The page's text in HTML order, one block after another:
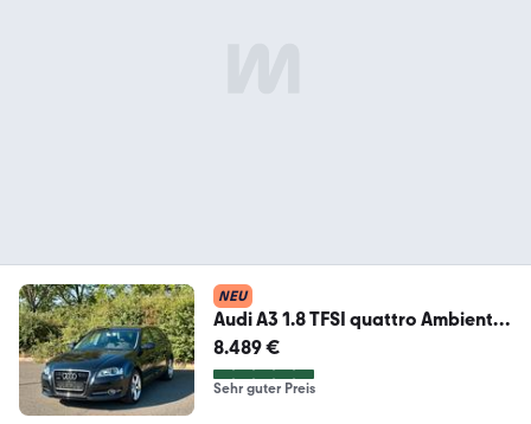
NEU
Audi A3 1.8 TFSI quattro Ambient
HU/AU bis...
8.489 €
Sehr guter Preis